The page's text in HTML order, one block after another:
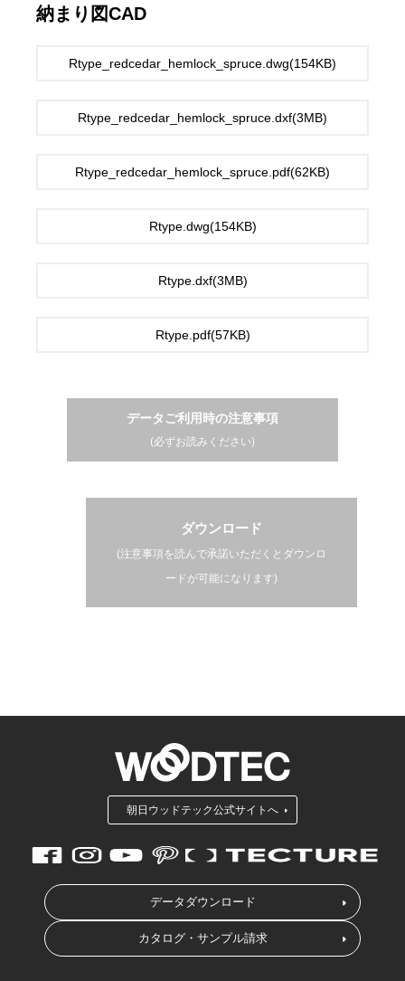
納まり図CAD
Rtype_redcedar_hemlock_spruce.dwg(154KB)
Rtype_redcedar_hemlock_spruce.dxf(3MB)
Rtype_redcedar_hemlock_spruce.pdf(62KB)
Rtype.dwg(154KB)
Rtype.dxf(3MB)
Rtype.pdf(57KB)
データご利用時の注意事項
(必ずお読みください)
ダウンロード
(注意事項を読んで承諾いただくとダウンロ
ードが可能になります)
朝日ウッドテック公式サイトへ
データダウンロード
カタログ・サンプル請求